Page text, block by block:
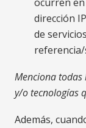
dirección
de
referencia/
Menciona
y/o tecnologías
Además,